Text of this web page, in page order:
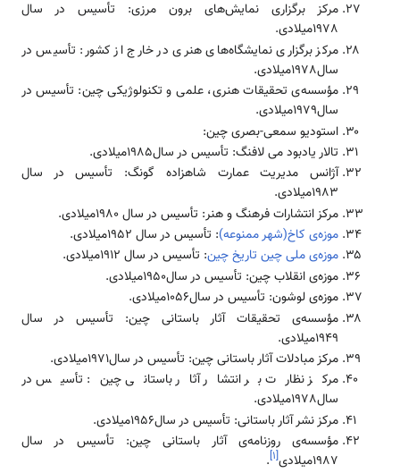
مركز برگزاری نمایش‌­های برون مرزی: تأسیس در سال
1978میلادی.
مركز برگزاری نمایشگاه‌­های هنری در خارج از كشور: تأسیس در
سال1978میلادی.
مؤسسه­‌ی تحقیقات هنری، علمی و تكنولوژیكی چین: تأسیس در
سال1979میلادی.
استودیو سمعی-بصری چین:
تالار یادبود می لا­فنگ: تأسیس در سال1985میلادی.
آژانس مدیریت عمارت شاهزاده گونگ: تأسیس در سال
1983میلادی.
مركز انتشارات فرهنگ و هنر: تأسیس در سال 1980میلادی.
موزه­‌ی كاخ(شهر ممنوعه): تأسیس در سال 1952میلادی.
موزه‌­ی ملی چین تاریخ چین: تأسیس در سال 1912میلادی.
موزه‌­ی انقلاب چین: تأسیس در سال1950میلادی.
موزه­‌ی لوشون: تأسیس در سال1056میلادی.
مؤسسه­‌ی تحقیقات آثار باستانی چین: تأسیس در سال
1949میلادی.
مركز مبادلات آثار باستانی چین: تأسیس در سال1971میلادی.
مركز نظارت بر انتشار آثار باستانی چین: تأسیس در
سال1978میلادی.
مركز نشر آثار باستانی: تأسیس در سال1956میلادی.
مؤسسه­‌ی روزنامه­‌ی آثار باستانی چین: تأسیس در سال
1987میلادی
[۱]
.